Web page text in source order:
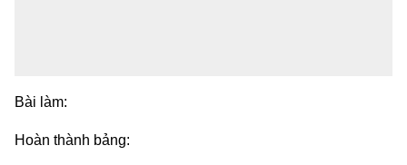
Bài làm:
Hoàn thành bảng: